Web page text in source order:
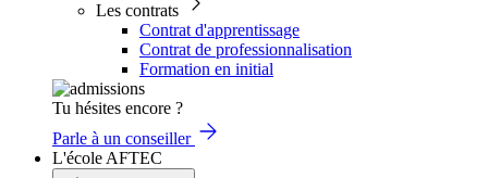
Les contrats
Contrat d'apprentissage
Contrat de professionnalisation
Formation en initial
Tu hésites encore ?
Parle à un conseiller
L'école AFTEC